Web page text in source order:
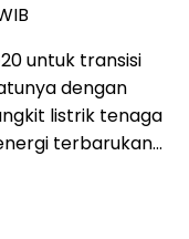
untuk transisi
dengan
listrik tenaga
terbarukan…